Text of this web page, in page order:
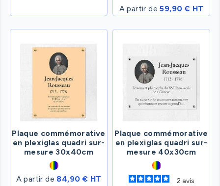
A partir de59,90 € HT
Plaque commémorative
en plexiglas quadri sur-
mesure 30x40cm
A partir de 84,90 € HT
Plaque commémorative
en plexiglas quadri sur-
mesure 40x30cm
2 avis